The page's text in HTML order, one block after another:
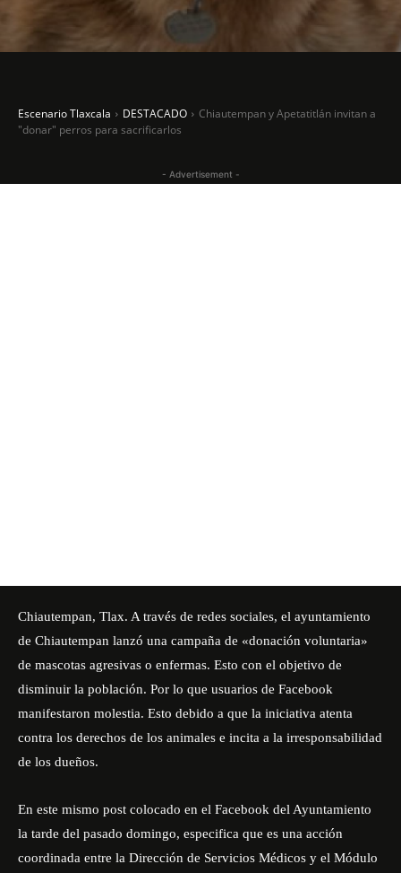
Escenario Tlaxcala DESTACADO
Chiautempan y Apetatitlán invitan a
"donar" perros para sacrificarlos
- Advertisement -
Chiautempan, Tlax. A través de redes sociales, el ayuntamiento
de Chiautempan lanzó una campaña de «donación voluntaria»
de mascotas agresivas o enfermas. Esto con el objetivo de
disminuir la población. Por lo que usuarios de Facebook
manifestaron molestia. Esto debido a que la iniciativa atenta
contra los derechos de los animales e incita a la irresponsabilidad
de los dueños.
En este mismo post colocado en el Facebook del Ayuntamiento
la tarde del pasado domingo, especifica que es una acción
coordinada entre la Dirección de Servicios Médicos y el Módulo